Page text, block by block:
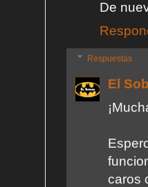
De
Respuestas
El
caros